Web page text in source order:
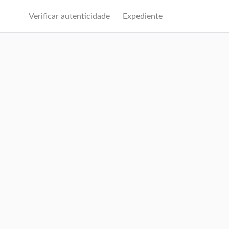
Verificar autenticidade Expediente